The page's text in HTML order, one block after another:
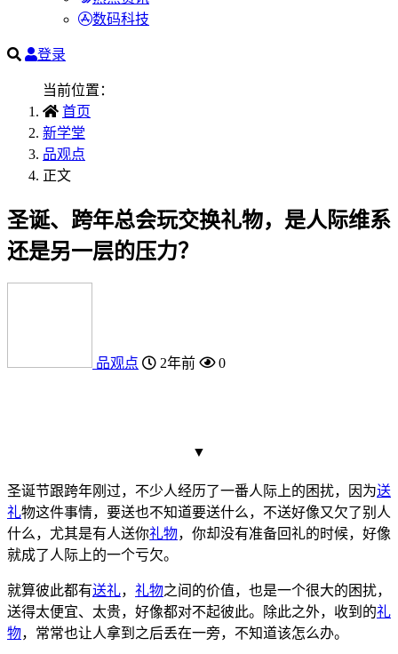
数码科技
登录
当前位置：
首页
新学堂
品观点
正文
圣诞、跨年总会玩交换礼物，是人际维系
还是另一层的压力？
品观点 2年前 0
▼
圣诞节跟跨年刚过，不少人经历了一番人际上的困扰，因为送
礼物这件事情，要送也不知道要送什么，不送好像又欠了别人
什么，尤其是有人送你礼物，你却没有准备回礼的时候，好像
就成了人际上的一个亏欠。
就算彼此都有送礼， 礼物之间的价值，也是一个很大的困扰，
送得太便宜、太贵，好像都对不起彼此。除此之外，收到的礼
物，常常也让人拿到之后丢在一旁，不知道该怎么办。